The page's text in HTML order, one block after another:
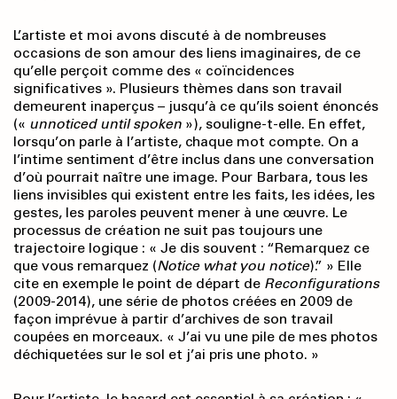
L’artiste et moi avons discuté à de nombreuses
occasions de son amour des liens imaginaires, de ce
qu’elle perçoit comme des « coïncidences
significatives ». Plusieurs thèmes dans son travail
demeurent inaperçus – jusqu’à ce qu’ils soient énoncés
(« unnoticed until spoken »), souligne-t-elle. En effet,
lorsqu’on parle à l’artiste, chaque mot compte. On a
l’intime sentiment d’être inclus dans une conversation
d’où pourrait naître une image. Pour Barbara, tous les
liens invisibles qui existent entre les faits, les idées, les
gestes, les paroles peuvent mener à une œuvre. Le
processus de création ne suit pas toujours une
trajectoire logique : « Je dis souvent : “Remarquez ce
que vous remarquez (Notice what you notice).” » Elle
cite en exemple le point de départ de Reconfigurations
(2009-2014), une série de photos créées en 2009 de
façon imprévue à partir d’archives de son travail
coupées en morceaux. « J’ai vu une pile de mes photos
déchiquetées sur le sol et j’ai pris une photo. »